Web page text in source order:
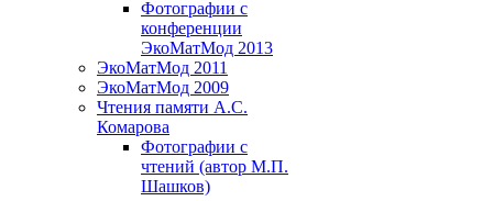
Фотографии с
конференции
ЭкоМатМод 2013
ЭкоМатМод 2011
ЭкоМатМод 2009
Чтения памяти А.С.
Комарова
Фотографии с
чтений (автор М.П.
Шашков)